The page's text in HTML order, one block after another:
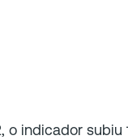
indicador subiu